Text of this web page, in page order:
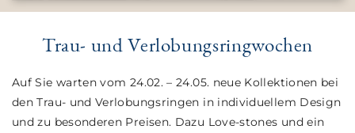
Trau- und Verlobungsringwochen
Auf Sie warten vom 24.02. – 24.05. neue Kollektionen bei
den Trau- und Verlobungsringen in individuellem Design
und zu besonderen Preisen. Dazu Love-stones und ein